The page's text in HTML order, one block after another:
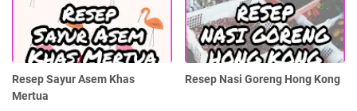
Resep Sayur Asem Khas
Mertua
Resep Nasi Goreng Hong Kong